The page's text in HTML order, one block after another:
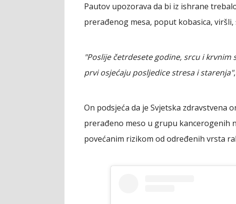
Pautov upozorava da bi iz ishrane
prerađenog mesa, poput kobasica,
"Poslije četrdesete godine, srcu i
prvi osjećaju posljedice stresa i starenja"
On podsjeća da je Svjetska zdravstvena
prerađeno meso u grupu kancerogenih
povećanim rizikom od određenih vrsta